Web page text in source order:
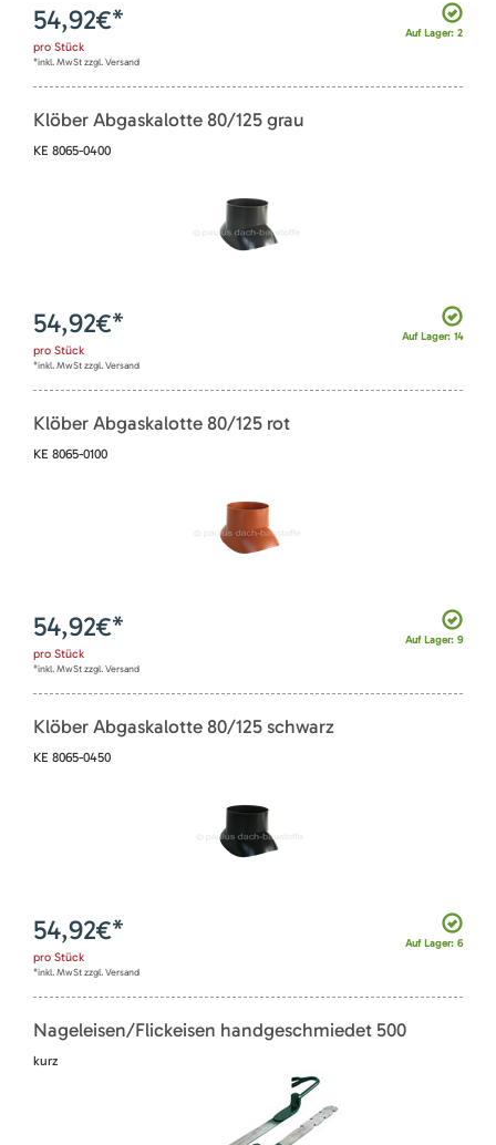
Auf Lager: 2
54,92€*
pro Stück
*inkl. MwSt zzgl. Versand
Klöber Abgaskalotte 80/125 grau
KE 8065-0400
Auf Lager: 14
54,92€*
pro Stück
*inkl. MwSt zzgl. Versand
Klöber Abgaskalotte 80/125 rot
KE 8065-0100
Auf Lager: 9
54,92€*
pro Stück
*inkl. MwSt zzgl. Versand
Klöber Abgaskalotte 80/125 schwarz
KE 8065-0450
Auf Lager: 6
54,92€*
pro Stück
*inkl. MwSt zzgl. Versand
Nageleisen/Flickeisen handgeschmiedet 500
kurz